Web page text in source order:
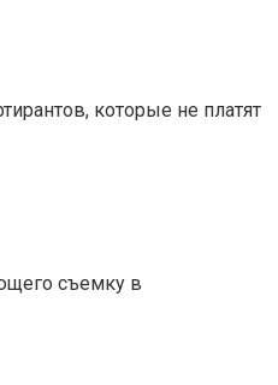
которые не платят
съемку в